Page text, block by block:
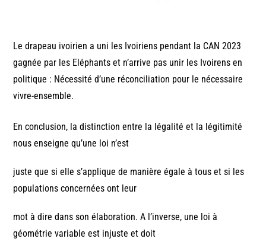
Le drapeau ivoirien a uni les Ivoiriens pendant la CAN 2023
gagnée par les Eléphants et n’arrive pas unir les Ivoirens en
politique : Nécessité d’une réconciliation pour le nécessaire
vivre-ensemble.
En conclusion, la distinction entre la légalité et la légitimité
nous enseigne qu’une loi n’est
juste que si elle s’applique de manière égale à tous et si les
populations concernées ont leur
mot à dire dans son élaboration. A l’inverse, une loi à
géométrie variable est injuste et doit